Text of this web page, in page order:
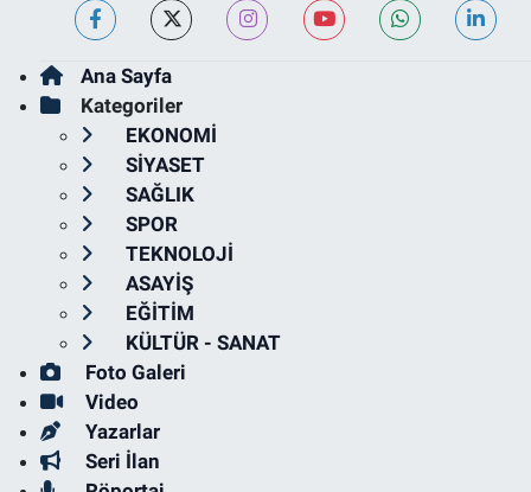
Ana Sayfa
Kategoriler
EKONOMİ
SİYASET
SAĞLIK
SPOR
TEKNOLOJİ
ASAYİŞ
EĞİTİM
KÜLTÜR - SANAT
Foto Galeri
Video
Yazarlar
Seri İlan